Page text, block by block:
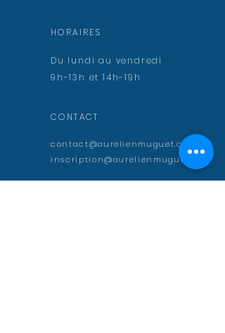
HORAIRES
Du lundi au vendredi
9h-13h et 14h-19h
CONTACT
contact@aurelienmuguet.com
inscription@aurelienmuguet.com